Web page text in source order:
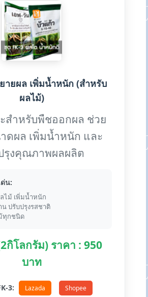
ยายผล เพิ่มน้ำหนัก (สำหรับ
ผลไม้)
สำหรับพืชออกผล ช่วย
ดผล เพิ่มน้ำหนัก และ
รุงคุณภาพผลผลิต
น:
ไม้ เพิ่มน้ำหนัก
น ปรับปรุงรสชาติ
ทุกชนิด
กิโลกรัม) ราคา : 950
บาท
3: Lazada Shopee